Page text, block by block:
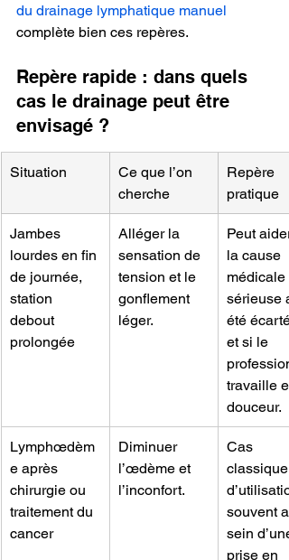
du drainage lymphatique manuel
complète bien ces repères.
Repère rapide : dans quels
cas le drainage peut être
envisagé ?
Situation
Ce que l’on
cherche
Repère
pratique
Jambes
lourdes en fin
de journée,
station
debout
prolongée
Alléger la
sensation de
tension et le
gonflement
léger.
Peut
la cause
médicale
sérieuse a
été
et si le
travaille
douceur.
Lymphœdèm
e après
chirurgie ou
traitement du
cancer
Diminuer
l’œdème et
l’inconfort.
Cas
classique
souvent
sein d’une
prise en